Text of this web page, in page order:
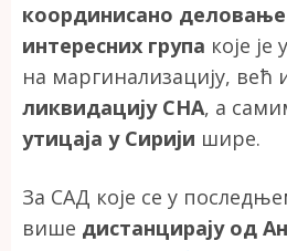
координисано
интересних група које
на маргинализацију, већ
ликвидацију СНА, а
утицаја у Сирији шире.
За САД које се у
више дистанцирају од